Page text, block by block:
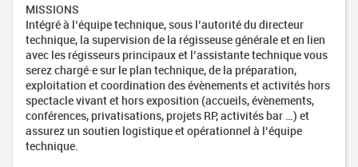
MISSIONS
Intégré à l’équipe technique, sous l’autorité du directeur
technique, la supervision de la régisseuse générale et en lien
avec les régisseurs principaux et l’assistante technique vous
serez chargé·e sur le plan technique, de la préparation,
exploitation et coordination des évènements et activités hors
spectacle vivant et hors exposition (accueils, évènements,
conférences, privatisations, projets RP, activités bar …) et
assurez un soutien logistique et opérationnel à l’équipe
technique.